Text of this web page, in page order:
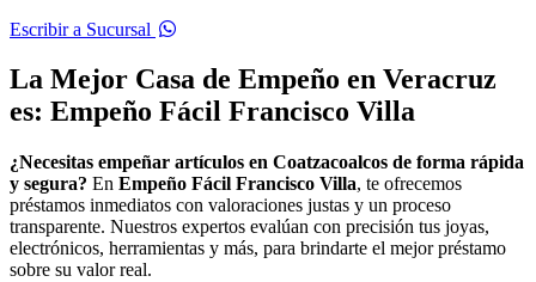
Escribir a Sucursal
La Mejor Casa de Empeño en Veracruz
es: Empeño Fácil Francisco Villa
¿Necesitas empeñar artículos en Coatzacoalcos de forma rápida
y segura? En Empeño Fácil Francisco Villa, te ofrecemos
préstamos inmediatos con valoraciones justas y un proceso
transparente. Nuestros expertos evalúan con precisión tus joyas,
electrónicos, herramientas y más, para brindarte el mejor préstamo
sobre su valor real.